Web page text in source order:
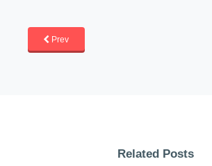
Prev
Related Posts